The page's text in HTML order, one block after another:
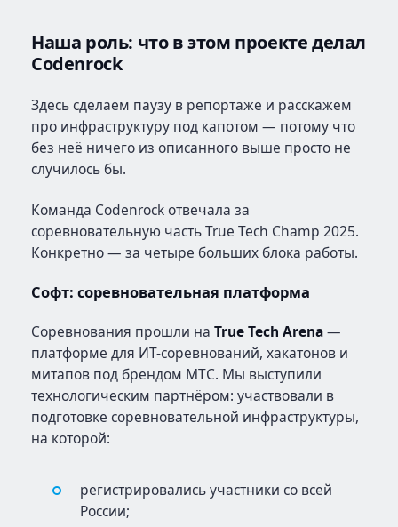
Наша роль: что в этом проекте делал
Codenrock
Здесь сделаем паузу в репортаже и расскажем
про инфраструктуру под капотом — потому что
без неё ничего из описанного выше просто не
случилось бы.
Команда Codenrock отвечала за
соревновательную часть True Tech Champ 2025.
Конкретно — за четыре больших блока работы.
Софт: соревновательная платформа
Соревнования прошли на True Tech Arena—
платформе для ИТ-соревнований, хакатонов и
митапов под брендом МТС. Мы выступили
технологическим партнёром: участвовали в
подготовке соревновательной инфраструктуры,
на которой:
регистрировались участники со всей
России;